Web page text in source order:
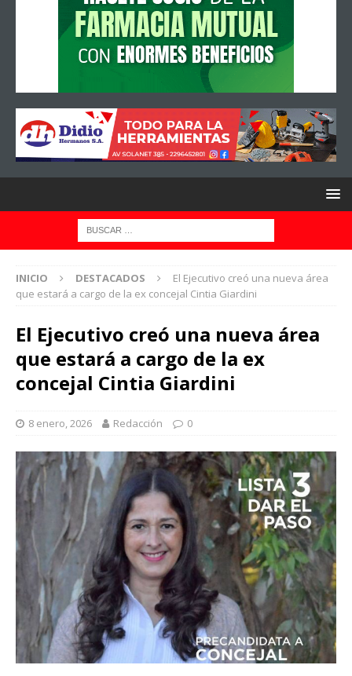
INICIO DESTACADOS
El Ejecutivo creó una nueva área
que estará a cargo de la ex concejal Cintia Giardini
El Ejecutivo creó una nueva área
que estará a cargo de la ex
concejal Cintia Giardini
8 enero, 2026 Redacción 0